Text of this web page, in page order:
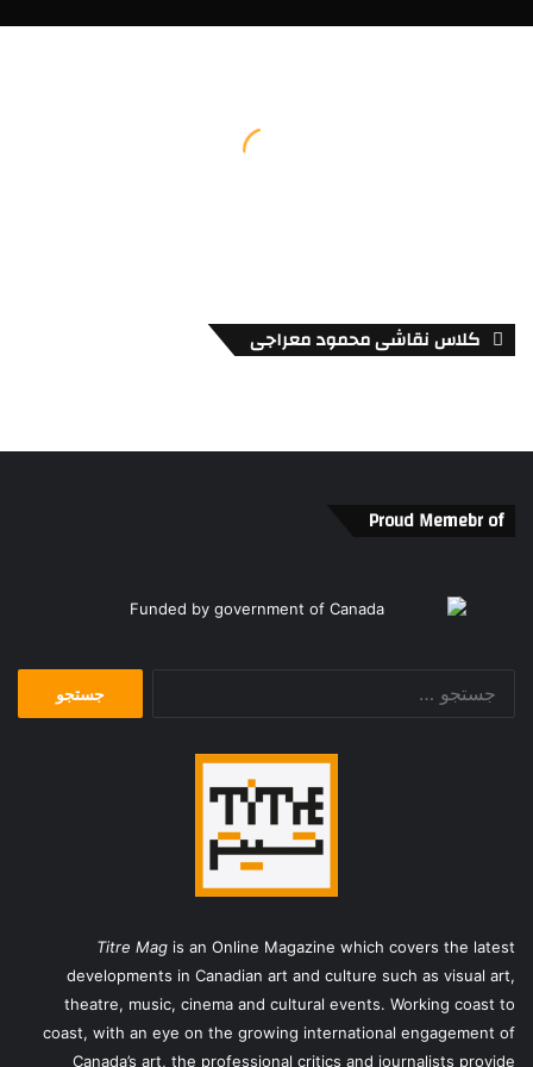
کلاس نقاشی محمود معراجی
Proud Memebr of
Titre Mag is an Online Magazine which covers the latest
developments in Canadian art and culture such as visual art,
theatre, music, cinema and cultural events. Working coast to
coast, with an eye on the growing international engagement of
Canada’s art, the professional critics and journalists provide